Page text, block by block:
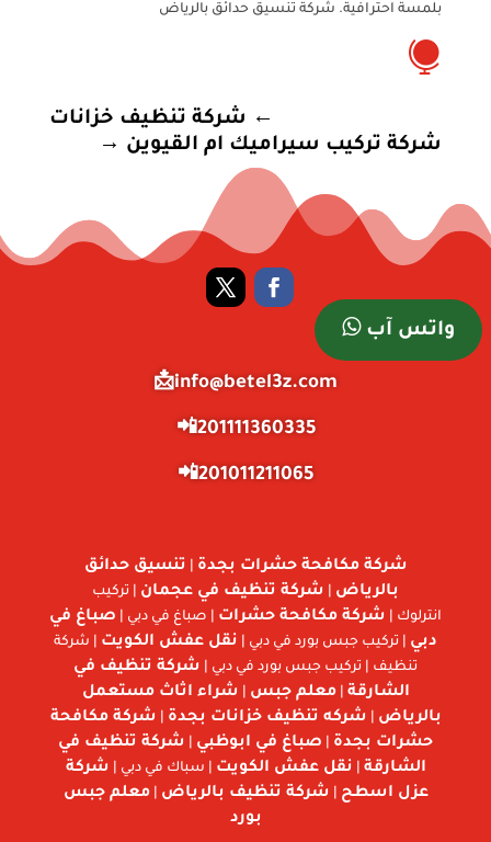
بلمسة احترافية. شركة تنسيق حدائق بالرياض

← شركة تنظيف خزانات
شركة تركيب سيراميك ام القيوين →
info@betel3z.com📩
201111360335📲
201011211065📲
واتس آب
شركة مكافحة حشرات بجدة
تنسيق حدائق
بالرياض
شركة تنظيف في عجمان | تركيب
انترلوك |
شركة مكافحة حشرات | صباغ في دبي | صباغ في
دبي | تركيب جبس بورد في دبي | نقل عفش الكويت | شركة
تنظيف | تركيب جبس بورد في دبي |
شركة تنظيف في
الشارقة |معلم جبس
شراء اثاث مستعمل
بالرياض
شركه تنظيف خزانات بجدة
شركة مكافحة
حشرات بجدة
صباغ في ابوظبي
شركة تنظيف في
الشارقة
نقل عفش الكويت | سباك في دبي |
شركة
عزل اسطح
شركة تنظيف بالرياض |معلم جبس
بورد